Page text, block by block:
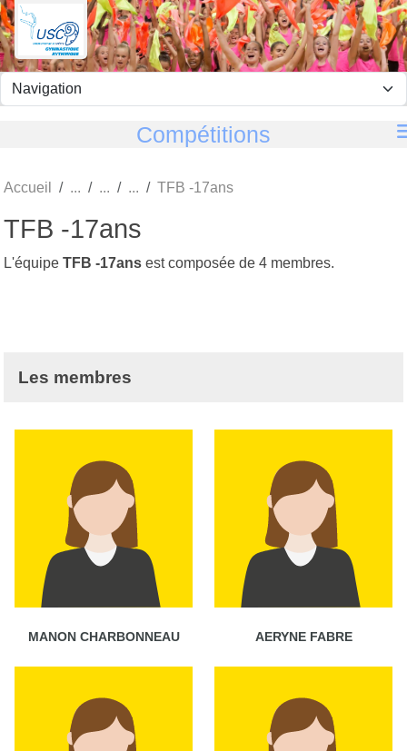
Compétitions
Accueil TFB -17ans
TFB -17ans
L'équipe TFB -17ans est composée de 4 membres.
Les membres
MANON CHARBONNEAU AERYNE FABRE
Panneau de gestion des cookies